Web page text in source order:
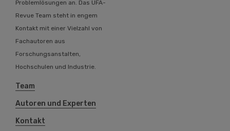
Problemlösungen an. Das UFA-
Revue Team steht in engem
Kontakt mit einer Vielzahl von
Fachautoren aus
Forschungsanstalten,
Hochschulen und Industrie.
Team
Autoren und Experten
Kontakt